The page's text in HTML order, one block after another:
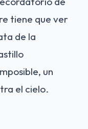
tiene que ver
de la
un
el cielo.